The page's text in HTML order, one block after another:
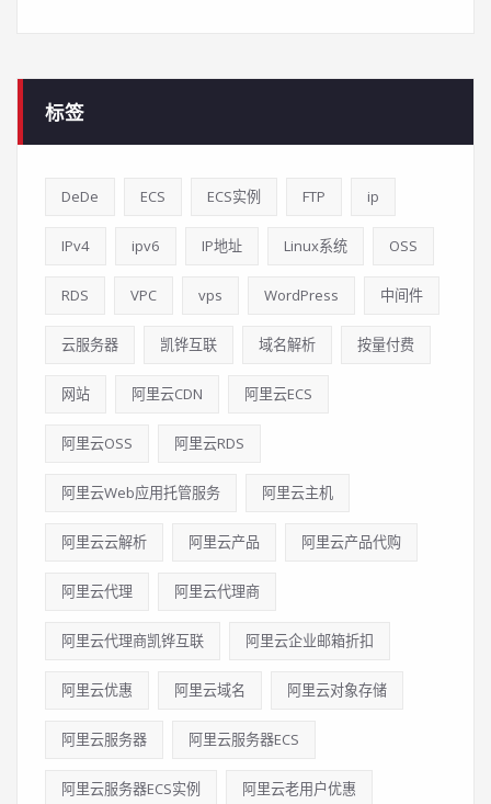
标签
DeDe ECS ECS实例 FTP ip
IPv4 ipv6 IP地址 Linux系统 OSS
RDS VPC vps WordPress 中间件
云服务器 凯铧互联 域名解析 按量付费
网站 阿里云CDN 阿里云ECS
阿里云OSS 阿里云RDS
阿里云Web应用托管服务 阿里云主机
阿里云云解析 阿里云产品 阿里云产品代购
阿里云代理 阿里云代理商
阿里云代理商凯铧互联 阿里云企业邮箱折扣
阿里云优惠 阿里云域名 阿里云对象存储
阿里云服务器 阿里云服务器ECS
阿里云服务器ECS实例 阿里云老用户优惠